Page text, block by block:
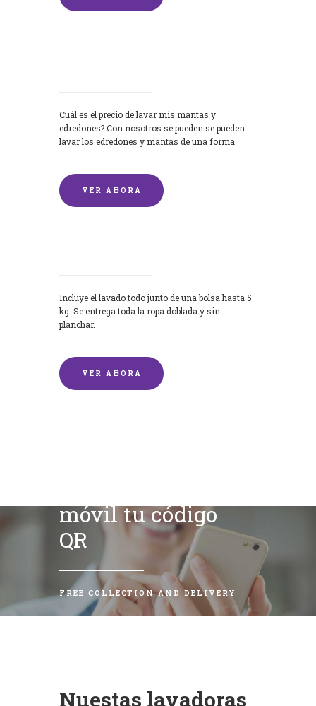
Cuál es el precio de lavar mis mantas y
edredones? Con nosotros se pueden se pueden
lavar los edredones y mantas de una forma
VER AHORA
Incluye el lavado todo junto de una bolsa hasta 5
kg. Se entrega toda la ropa doblada y sin
planchar.
VER AHORA
móvil tu código
QR
FREE COLLECTION AND DELIVERY
Nuestas lavadoras